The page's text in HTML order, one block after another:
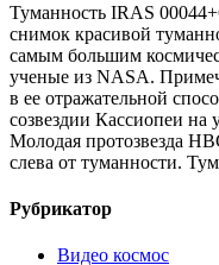
Туманность IRAS
снимок красивой
самым большим
ученые из NASA.
в ее отражательной
созвездии Кассиопеи на
Молодая протозвезда
слева от туманности.
Рубрикатор
Видео космос